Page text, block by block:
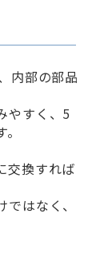
内部の部品
やすく、5
交換すれば
はなく、